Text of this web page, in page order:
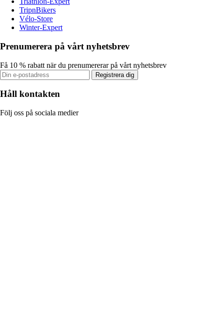
TripnBikers
Vélo-Store
Winter-Expert
Prenumerera på vårt nyhetsbrev
Få 10 % rabatt när du prenumererar på vårt nyhetsbrev
Registrera dig
Håll kontakten
Följ oss på sociala medier